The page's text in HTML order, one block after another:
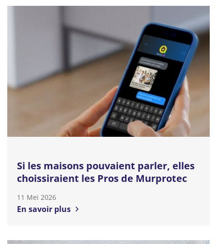
Si les maisons pouvaient parler, elles
choissiraient les Pros de Murprotec
11 Mei 2026
En savoir plus